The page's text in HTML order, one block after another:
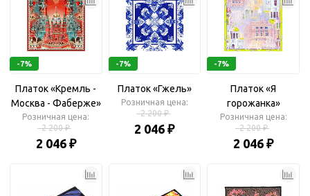
-7%
Платок «Кремль -
Москва - Фаберже»
Розничная цена:
2 200 ₽
2 046 ₽
-7%
Платок «Гжель»
Розничная цена:
2 200 ₽
2 046 ₽
-7%
Платок «Я
горожанка»
Розничная цена:
2 200 ₽
2 046 ₽